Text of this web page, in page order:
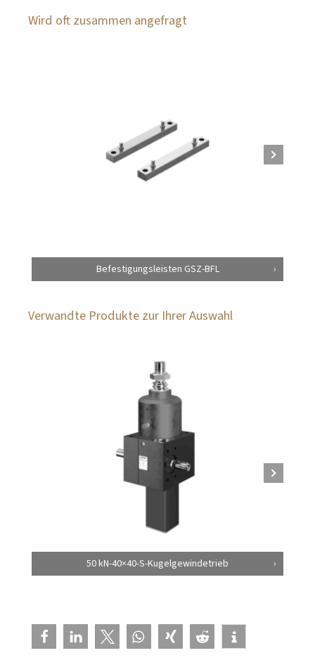
Wird oft zusammen angefragt
Befestigungsleisten GSZ-BFL
Verwandte Produkte zur Ihrer Auswahl
50 kN-40×40-S-Kugelgewindetrieb